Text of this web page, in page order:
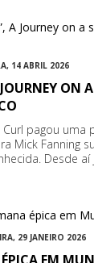
14 ABRIL 2026
ON
pagou uma
Mick Fanning
Desde aí
29 JANEIRO 2026